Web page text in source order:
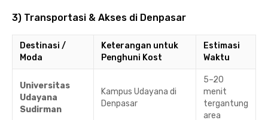
3) Transportasi & Akses di Denpasar
Destinasi /
Moda
Keterangan untuk
Penghuni Kost
Estimasi
Waktu
Universitas
Udayana
Sudirman
Kampus Udayana di
Denpasar
5–20
menit
tergantung
area